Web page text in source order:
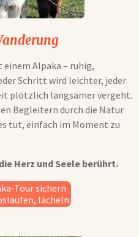
einem Alpaka – ruhig,
Schritt wird leichter, jeder
plötzlich langsamer vergeht.
Begleitern durch die Natur
tut, einfach im Moment zu
Herz und Seele berührt.
Tour sichern
lächeln.